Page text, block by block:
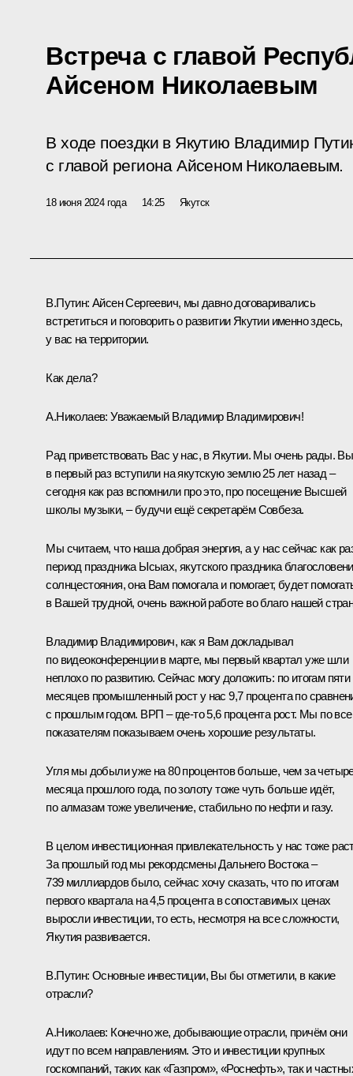
Встреча с главой
Айсеном Николаевым
В ходе поездки в Якутию Владимир
с главой региона Айсеном Николаевым.
18 июня 2024 года 14:25 Якутск
В.Путин: Айсен Сергеевич, мы давно договаривались
встретиться и поговорить о развитии Якутии именно здесь,
у вас на территории.
Как дела?
А.Николаев: Уважаемый Владимир Владимирович!
Рад приветствовать Вас у нас, в Якутии. Мы очень рады. Вы
в первый раз вступили на якутскую землю 25 лет назад –
сегодня как раз вспомнили про это, про посещение Высшей
школы музыки, – будучи ещё секретарём Совбеза.
Мы считаем, что наша добрая энергия, а у нас сейчас как
период праздника Ысыах, якутского праздника
солнцестояния, она Вам помогала и помогает, будет
в Вашей трудной, очень важной работе во благо нашей
Владимир Владимирович, как я Вам докладывал
по видеоконференции в марте, мы первый квартал уже шли
неплохо по развитию. Сейчас могу доложить: по итогам пяти
месяцев промышленный рост у нас 9,7 процента по
с прошлым годом. ВРП – где-то 5,6 процента рост. Мы по
показателям показываем очень хорошие результаты.
Угля мы добыли уже на 80 процентов больше, чем за
месяца прошлого года, по золоту тоже чуть больше идёт,
по алмазам тоже увеличение, стабильно по нефти и газу.
В целом инвестиционная привлекательность у нас тоже
За прошлый год мы рекордсмены Дальнего Востока –
739 миллиардов было, сейчас хочу сказать, что по итогам
первого квартала на 4,5 процента в сопоставимых ценах
выросли инвестиции, то есть, несмотря на все сложности,
Якутия развивается.
В.Путин: Основные инвестиции, Вы бы отметили, в какие
отрасли?
А.Николаев: Конечно же, добывающие отрасли, причём они
идут по всем направлениям. Это и инвестиции крупных
госкомпаний, таких как «Газпром», «Роснефть», так и